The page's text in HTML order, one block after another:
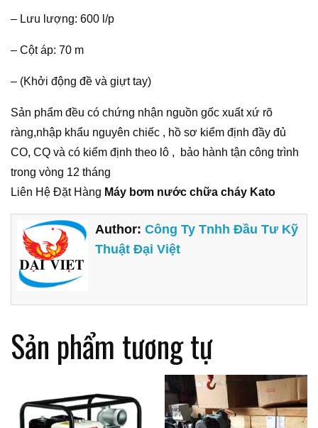
– Lưu lượng: 600 l/p
– Cột áp: 70 m
– (Khởi động đề và giựt tay)
Sản phẩm đều có chứng nhận nguồn gốc xuất xứ rõ
ràng,nhập khẩu nguyên chiếc , hồ sơ kiểm định đầy đủ
CO, CQ và có kiểm định theo lô , bảo hành tận công trình
trong vòng 12 tháng
Liên Hệ Đặt Hàng Máy bơm nước chữa cháy Kato
Author:Công Ty Tnhh Đầu Tư Kỹ
Thuật Đại Việt
Sản phẩm tương tự